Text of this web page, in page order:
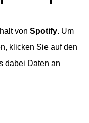
von Spotify. Um
klicken Sie auf den
dabei Daten an